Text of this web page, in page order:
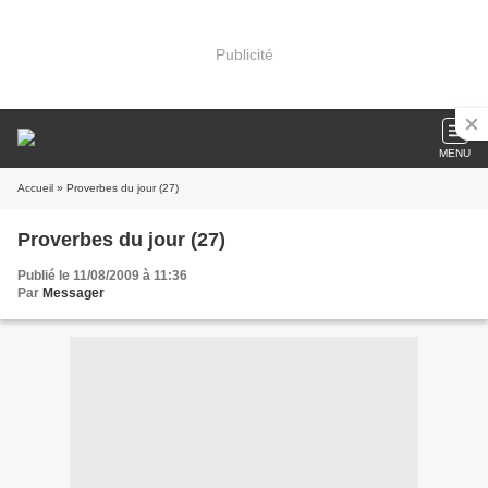
Publicité
MENU
Accueil » Proverbes du jour (27)
Proverbes du jour (27)
Publié le 11/08/2009 à 11:36
Par Messager